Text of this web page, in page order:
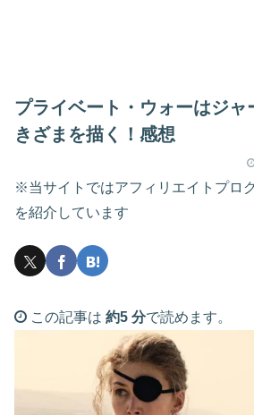
プライベート・ウォーはジャ
きざまを描く！感想
※当サイトではアフィリエイトプロ
を紹介しています
この記事は 約5 分で読めます。